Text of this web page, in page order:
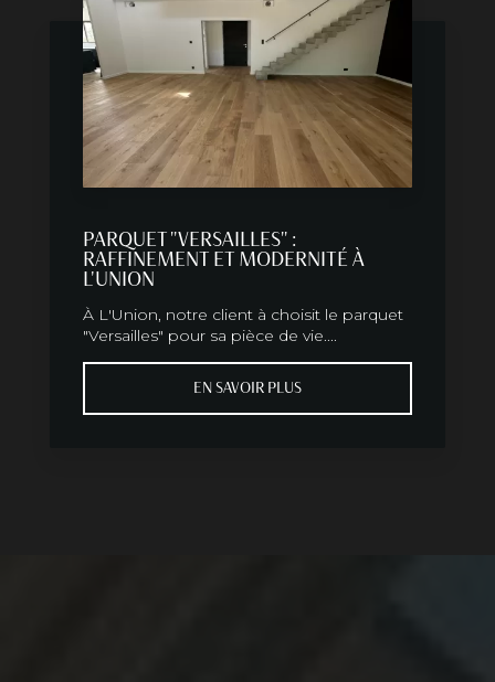
PARQUET "VERSAILLES" :
RAFFINEMENT ET MODERNITÉ À
L'UNION
À L'Union, notre client à choisit le parquet
"Versailles" pour sa pièce de vie....
EN SAVOIR PLUS